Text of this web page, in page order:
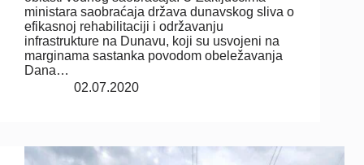
ministara saobraćaja država dunavskog sliva o
efikasnoj rehabilitaciji i održavanju
infrastrukture na Dunavu, koji su usvojeni na
marginama sastanka povodom obeležavanja
Dana…
02.07.2020